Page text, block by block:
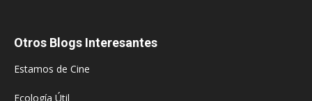
Otros Blogs Interesantes
Estamos de Cine
Ecología Útil